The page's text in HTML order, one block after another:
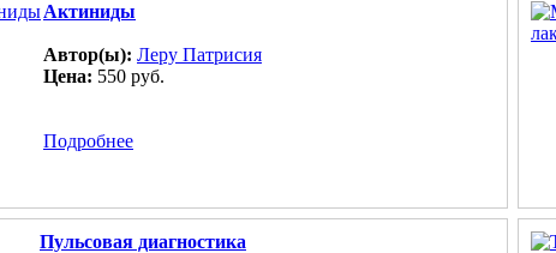
Актиниды
Автор(ы): Леру Патрисия
Цена: 550 руб.
Подробнее
Пульсовая диагностика